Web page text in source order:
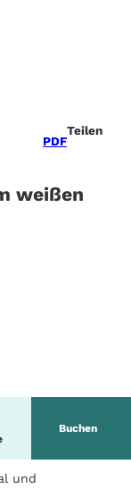
PDF
Teilen
weißen
Buchen
und